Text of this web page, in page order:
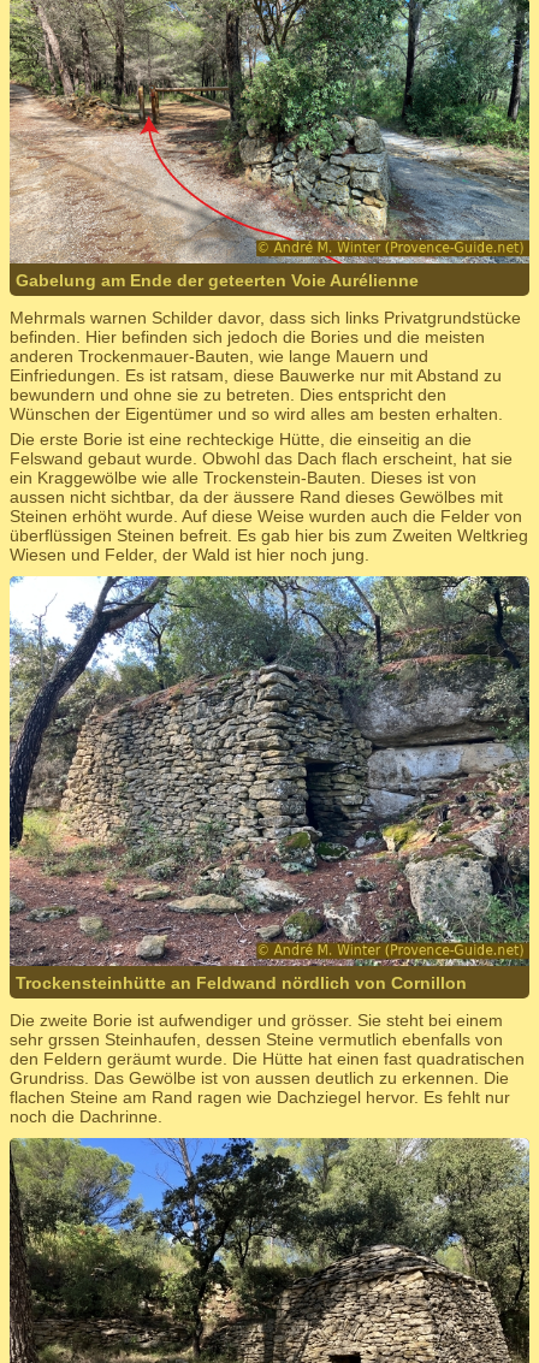
Gabelung am Ende der geteerten Voie Aurélienne
Mehrmals warnen Schilder davor, dass sich links Privatgrundstücke
befinden. Hier befinden sich jedoch die Bories und die meisten
anderen Trockenmauer-Bauten, wie lange Mauern und
Einfriedungen. Es ist ratsam, diese Bauwerke nur mit Abstand zu
bewundern und ohne sie zu betreten. Dies entspricht den
Wünschen der Eigentümer und so wird alles am besten erhalten.
Die erste Borie ist eine rechteckige Hütte, die einseitig an die
Felswand gebaut wurde. Obwohl das Dach flach erscheint, hat sie
ein Kraggewölbe wie alle Trockenstein-Bauten. Dieses ist von
aussen nicht sichtbar, da der äussere Rand dieses Gewölbes mit
Steinen erhöht wurde. Auf diese Weise wurden auch die Felder von
überflüssigen Steinen befreit. Es gab hier bis zum Zweiten Weltkrieg
Wiesen und Felder, der Wald ist hier noch jung.
Trockensteinhütte an Feldwand nördlich von Cornillon
Die zweite Borie ist aufwendiger und grösser. Sie steht bei einem
sehr grssen Steinhaufen, dessen Steine vermutlich ebenfalls von
den Feldern geräumt wurde. Die Hütte hat einen fast quadratischen
Grundriss. Das Gewölbe ist von aussen deutlich zu erkennen. Die
flachen Steine am Rand ragen wie Dachziegel hervor. Es fehlt nur
noch die Dachrinne.